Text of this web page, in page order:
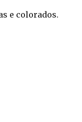
e colorados.